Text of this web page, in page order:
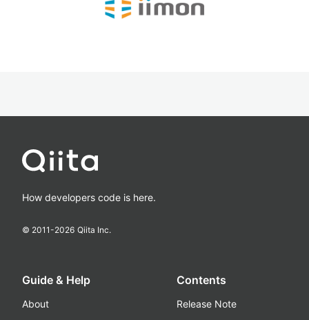
How developers code is here.
© 2011-2026 Qiita Inc.
Guide & Help
About
Contents
Release Note